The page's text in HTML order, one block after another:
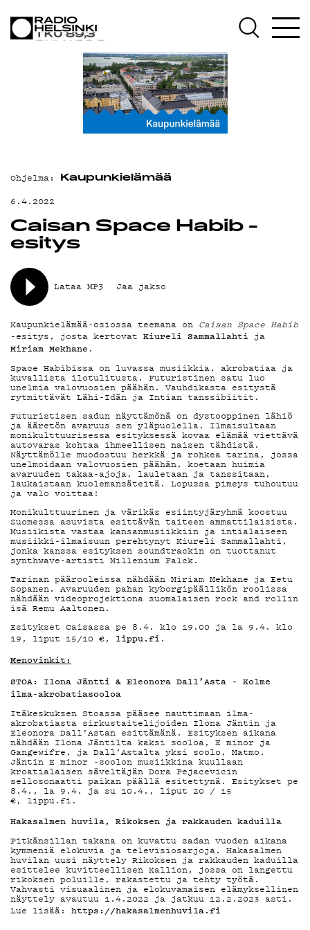
OHJELMAT
TEKIJÄT
ON-DEMAND
PODCAST
MAINOSTA
G LIVELAB
YSTÄVÄKLUBI
TIETOSUOJA
KIRJAUDU SISÄÄN
Ohjelma: Kaupunkielämää
6.4.2022
Caisan Space Habib -
esitys
Lataa MP3 Jaa jakso
Kaupunkielämää-osiossa teemana on Caisan Space Habib
-esitys, josta kertovat Kiureli Sammallahti ja
Miriam Mekhane .
Space Habibissa on luvassa musiikkia, akrobatiaa ja
kuvallista ilotulitusta. Futuristinen satu luo
unelmia valovuosien päähän. Vauhdikasta esitystä
rytmittävät Lähi-Idän ja Intian tanssibiitit.
Futuristisen sadun näyttämönä on dystooppinen lähiö
ja ääretön avaruus sen yläpuolella. Ilmaisultaan
monikulttuurisessa esityksessä kovaa elämää viettävä
autovaras kohtaa ihmeellisen naisen tähdistä.
Näyttämölle muodostuu herkkä ja rohkea tarina, jossa
unelmoidaan valovuosien päähän, koetaan huimia
avaruuden takaa-ajoja, lauletaan ja tanssitaan,
laukaistaan kuolemansäteitä. Lopussa pimeys tuhoutuu
ja valo voittaa!
Monikulttuurinen ja värikäs esiintyjäryhmä koostuu
Suomessa asuvista esittävän taiteen ammattilaisista.
Musiikista vastaa kansanmusiikkiin ja intialaiseen
musiikki-ilmaisuun perehtynyt Kiureli Sammallahti,
jonka kanssa esityksen soundtrackin on tuottanut
synthwave-artisti Millenium Falck.
Tarinan päärooleissa nähdään Miriam Mekhane ja Eetu
Sopanen. Avaruuden pahan kyborgipäällikön roolissa
nähdään videoprojektiona suomalaisen rock and rollin
isä Remu Aaltonen.
Esitykset Caisassa pe 8.4. klo 19.00 ja la 9.4. klo
19, liput 15/10 €, lippu.fi .
Menovinkit:
STOA: Ilona Jäntti & Eleonora Dall’Asta – Kolme
ilma-akrobatiasooloa
Itäkeskuksen Stoassa pääsee nauttimaan ilma-
akrobatiasta sirkustaitelijoiden Ilona Jäntin ja
Eleonora Dall’Astan esittämänä. Esityksen aikana
nähdään Ilona Jäntilta kaksi sooloa, E minor ja
Gangewifre, ja Dall’Astalta yksi soolo, Matmo.
Jäntin E minor -soolon musiikkina kuullaan
kroatialaisen säveltäjän Dora Pejacevicin
sellosonaatti paikan päällä esitettynä. Esitykset pe
8.4., la 9.4. ja su 10.4., liput 20 / 15
€, lippu.fi.
Hakasalmen huvila, Rikoksen ja rakkauden kaduilla
Pitkänsillan takana on kuvattu sadan vuoden aikana
kymmeniä elokuvia ja televisiosarjoja. Hakasalmen
huvilan uusi näyttely Rikoksen ja rakkauden kaduilla
esittelee kuvitteellisen Kallion, jossa on langettu
rikoksen poluille, rakastettu ja tehty työtä.
Vahvasti visuaalinen ja elokuvamaisen elämyksellinen
näyttely avautuu 1.4.2022 ja jatkuu 12.2.2023 asti.
Lue lisää: https://hakasalmenhuvila.fi